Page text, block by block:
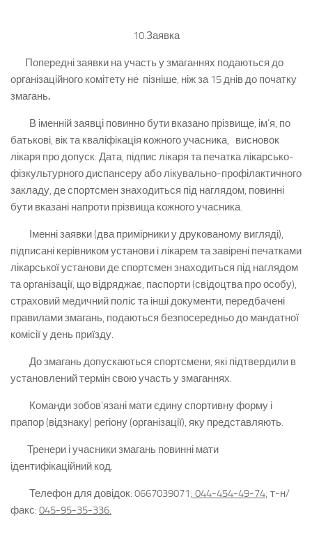
10.Заявка
Попередні заявки на участь у змаганнях подаються до
організаційного комітету не пізніше, ніж за 15 днів до початку
змагань.
В іменній заявці повинно бути вказано прізвище, ім’я, по
батькові, вік та кваліфікація кожного учасника, висновок
лікаря про допуск. Дата, підпис лікаря та печатка лікарсько-
фізкультурного диспансеру або лікувально-профілактичного
закладу, де спортсмен знаходиться під наглядом, повинні
бути вказані напроти прізвища кожного учасника.
Іменні заявки (два примірники у друкованому вигляді),
підписані керівником установи і лікарем та завірені печатками
лікарської установи де спортсмен знаходиться під наглядом
та організації, що відряджає, паспорти (свідоцтва про особу),
страховий медичний поліс та інші документи, передбачені
правилами змагань, подаються безпосередньо до мандатної
комісії у день приїзду.
До змагань допускаються спортсмени, які підтвердили в
установлений термін свою участь у змаганнях.
Команди зобов’язані мати єдину спортивну форму і
прапор (відзнаку) регіону (організації), яку представляють.
Тренери і учасники змагань повинні мати
ідентифікаційний код.
Телефон для довідок: 0667039071; 044-454-49-74; т-н/
факс: 045-95-35-336.